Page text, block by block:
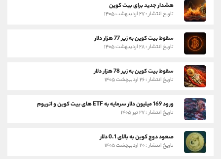
هشدار جدید برای بیت کوین
تاریخ انتشار : ۲۷ اردیبهشت ۱۴۰۵
سقوط بیت کوین به زیر 77 هزار دلار
تاریخ انتشار : ۲۸ اردیبهشت ۱۴۰۵
سقوط بیت کوین به زیر 78 هزار دلار
تاریخ انتشار : ۲۶ اردیبهشت ۱۴۰۵
ورود 169 میلیون دلار سرمایه به ETF های بیت کوین و اتریوم
تاریخ انتشار : ۲۷ تیر ۱۴۰۵
صعود دوج کوین به بالای 0.1 دلار
تاریخ انتشار : ۲۰ اردیبهشت ۱۴۰۵